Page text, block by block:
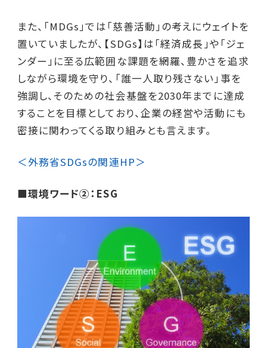
また、「MDGs」では「慈善活動」の考えにウェイトを
置いていましたが、【SDGs】は「経済成長」や「ジェ
ンダー」に至る広範囲な課題を網羅、豊かさを追求
しながら環境を守り、「誰一人取り残さない」事を
強調し、そのための社会基盤を2030年までに達成
することを目標としており、企業の経営や活動にも
密接に関わってくる取り組みとも言えます。
＜外務省SDGsの関連HP＞
■環境ワード②：ESG